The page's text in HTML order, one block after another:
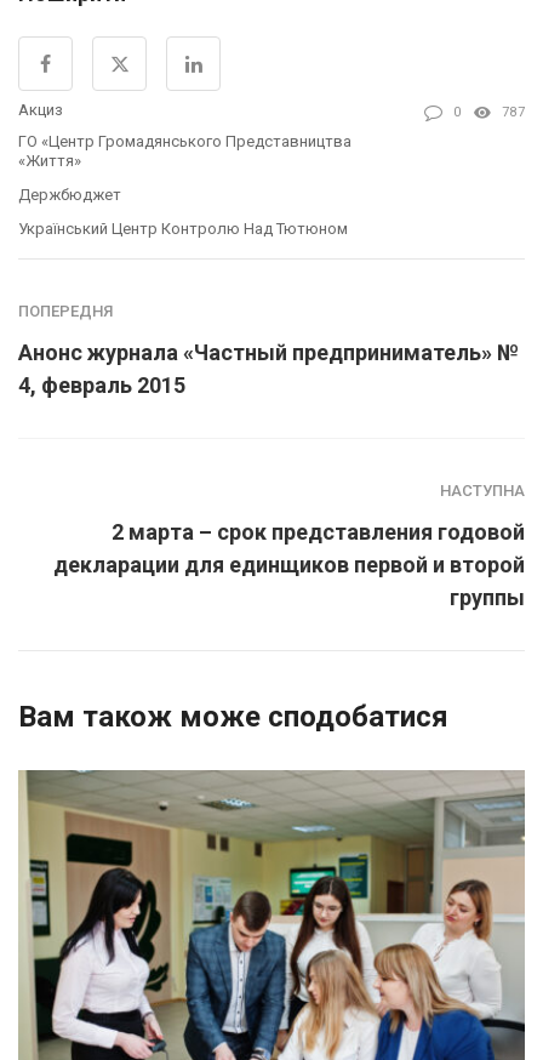
Акциз
ГО «Центр Громадянського Представництва
«Життя»
Держбюджет
Український Центр Контролю Над Тютюном
0 787
ПОПЕРЕДНЯ
Анонс журнала «Частный предприниматель» №
4, февраль 2015
НАСТУПНА
2 марта – срок представления годовой
декларации для единщиков первой и второй
группы
Вам також може сподобатися